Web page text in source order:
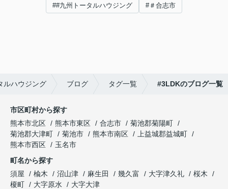
##九州トータルハウジング #＃合志市
ルハウジング ブログ タグ一覧 #3LDKのブログ一覧
市区町村から探す
熊本市北区
熊本市東区 合志市
菊池郡菊陽町
菊池郡大津町
菊池市 熊本市南区
上益城郡益城町
熊本市西区
玉名市
町名から探す
須屋
楡木 沼山津 麻生田 幾久富 大字津久礼
桜木
榎町
大字原水
大字大津